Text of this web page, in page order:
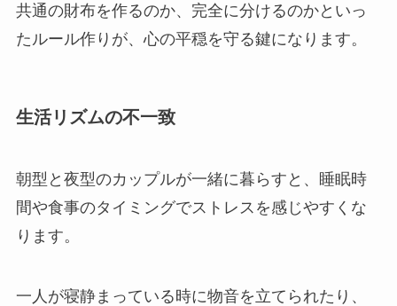
共通の財布を作るのか、完全に分けるのかといっ
たルール作りが、心の平穏を守る鍵になります。
生活リズムの不一致
朝型と夜型のカップルが一緒に暮らすと、睡眠時
間や食事のタイミングでストレスを感じやすくな
ります。
一人が寝静まっている時に物音を立てられたり、